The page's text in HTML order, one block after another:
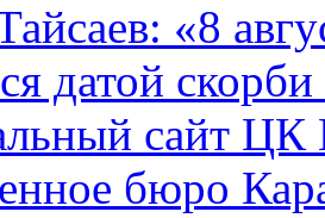
«8
датой
сайт ЦК
бюро